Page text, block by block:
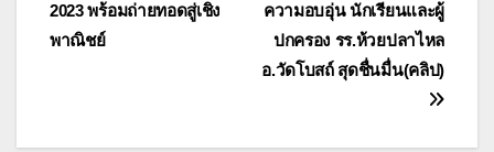
ความอบอุ่น นักเรียนและผู้
ปกครอง รร.ห้วยปลาไหล
อ.วัดโบสถ์ สุดชื่นมื่น(คลิป)
2023 พร้อมถ่ายทอดสู่เชิง
พาณิชย์